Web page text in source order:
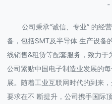
-
公司秉承“诚信、专业” 的经
备，包括SMT及半导体 生产设备
线销售&租赁等配套服务，致力于
公司紧贴中国电子制造业发展的
展。随着工业互联网时代的到来
要求在不 断提升，公司携手国际